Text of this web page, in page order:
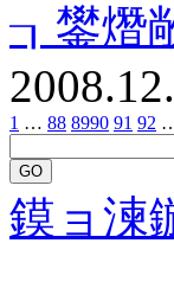
┒鐢熸
1 … 88 8990 91 92
GO
鏌ョ湅